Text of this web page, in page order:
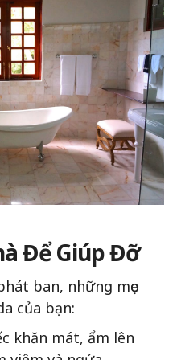
Để Giúp Đỡ
ban, những mẹo
của bạn:
khăn mát, ẩm lên